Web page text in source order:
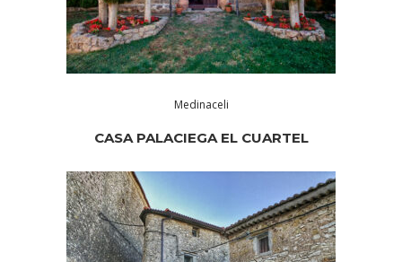
Medinaceli
CASA PALACIEGA EL CUARTEL